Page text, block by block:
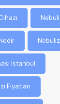
Istanbul
Fiyatları